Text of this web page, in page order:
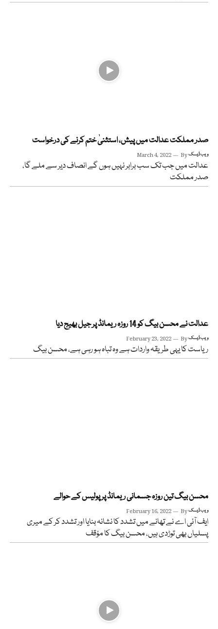
صدر مملکت عدالت میں پیش، استثنیٰ ختم کرنے کی درخواست
March 4, 2022 Byویب ڈیسک
عدالت میں جب تک سب برابر نہیں ہوں گے انصاف دیر سے ملے گا،
صدر مملکت
عدالت نے محسن بیگ کو 14 روزہ ریمانڈ پر جیل بھیج دیا
February 23, 2022 Byویب ڈیسک
ریاست کا یہی طریقہ واردات ہے وہ تباہ ہو رہی ہے، محسن بیگ
محسن بیگ تین روزہ جسمانی ریمانڈ پر پولیس کے حوالے
February 16, 2022 Byویب ڈیسک
ایف آئی اے نے تھانے میں تشدد کا نشانہ بنایا اور تشدد کر کے میری
پسلیاں بھی توڑدی ہیں، محسن بیگ کا مؤقف